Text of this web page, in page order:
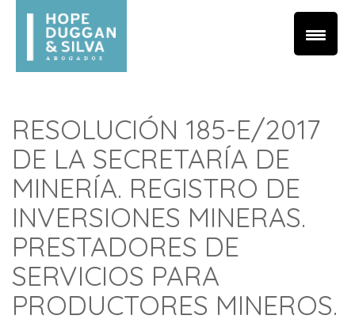
RESOLUCIÓN 185-E/2017
DE LA SECRETARÍA DE
MINERÍA. REGISTRO DE
INVERSIONES MINERAS.
PRESTADORES DE
SERVICIOS PARA
PRODUCTORES MINEROS.